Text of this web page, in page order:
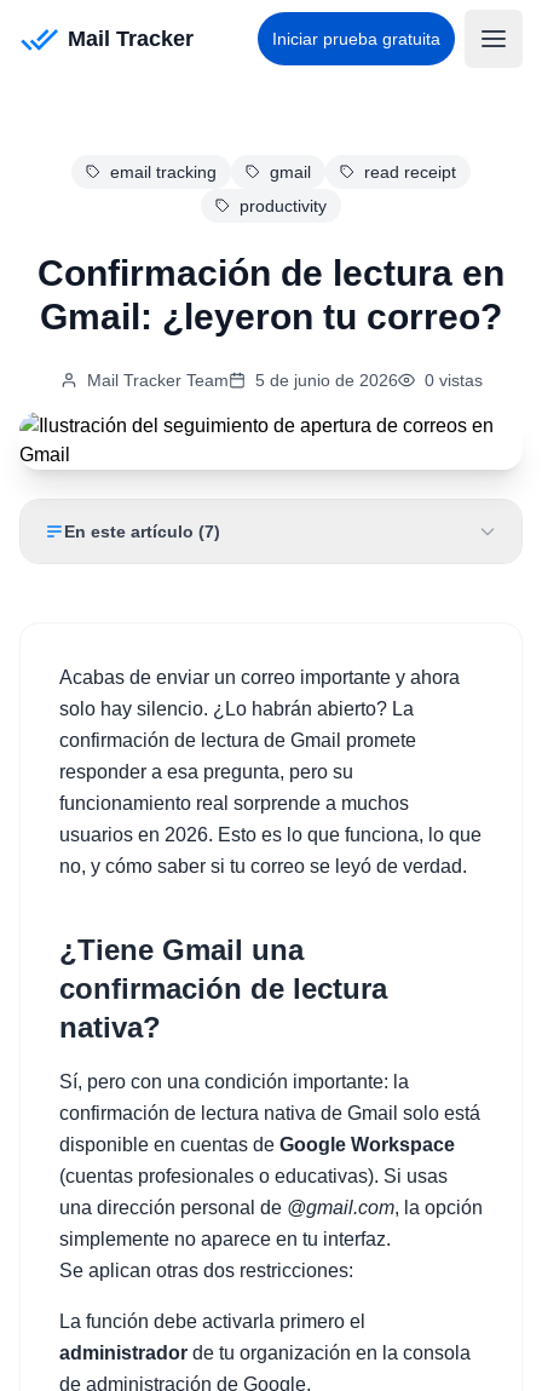
Mail Tracker Iniciar prueba gratuita
email tracking gmail
read receipt
productivity
Confirmación de lectura en
Gmail: ¿leyeron tu correo?
Mail Tracker Team 5 de junio de 2026 0 vistas
En este artículo (7)
Acabas de enviar un correo importante y ahora
solo hay silencio. ¿Lo habrán abierto? La
confirmación de lectura de Gmail promete
responder a esa pregunta, pero su
funcionamiento real sorprende a muchos
usuarios en 2026. Esto es lo que funciona, lo que
no, y cómo saber si tu correo se leyó de verdad.
¿Tiene Gmail una
confirmación de lectura
nativa?
Sí, pero con una condición importante: la
confirmación de lectura nativa de Gmail solo está
disponible en cuentas de Google Workspace
(cuentas profesionales o educativas). Si usas
una dirección personal de @gmail.com, la opción
simplemente no aparece en tu interfaz.
Se aplican otras dos restricciones:
La función debe activarla primero el
administrador de tu organización en la consola
de administración de Google.